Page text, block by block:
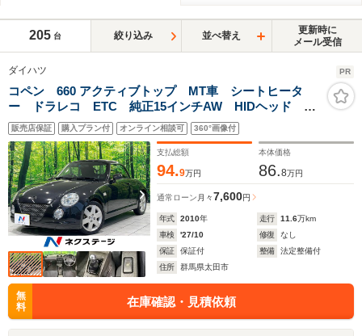
205 台 絞り込み 並べ替え
更新時に
メール受信
ダイハツ PR
コペン 660 アクティブトップ MT車 シートヒータ
ー ドラレコ ETC 純正15インチAW HIDヘッド 禁
煙車 盗難防止システム 運転席/助手席エアバッグ パ
ワーステアリング パワーウィンドウ
販売店保証 購入プラン付 オンライン相談可 360°画像付
支払総額
94.9万円
本体価格
86.8万円
通常ローン 月々7,600円
年式 2010年 走行 11.6万km
車検
'27/10 修復
なし
保証
保証付 整備
法定整備付
住所
群馬県太田市
無
料
在庫確認・見積依頼